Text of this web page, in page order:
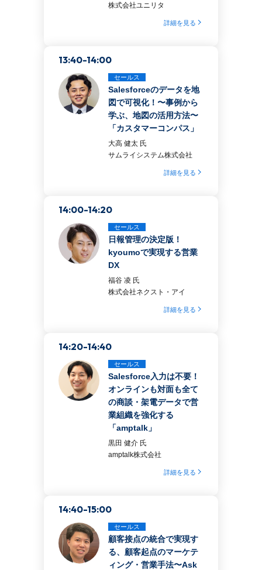
株式会社ユニリタ
詳細を見る
13:40-14:00
セールス
Salesforceのデータを地
図で可視化！〜事例から
学ぶ、地図の活用方法〜
「カスタマーコンパス」
大高 健太 氏
サムライシステム株式会社
詳細を見る
14:00-14:20
セールス
日報管理の決定版！
kyoumoで実現する営業
DX
福谷 凌 氏
株式会社ネクスト・アイ
詳細を見る
14:20-14:40
セールス
Salesforce入力は不要！
オンラインも対面も全て
の商談・架電データで営
業組織を強化する
「amptalk」
黒田 健介 氏
amptalk株式会社
詳細を見る
14:40-15:00
セールス
顧客接点の統合で実現す
る、顧客起点のマーケテ
ィング・営業手法〜Ask